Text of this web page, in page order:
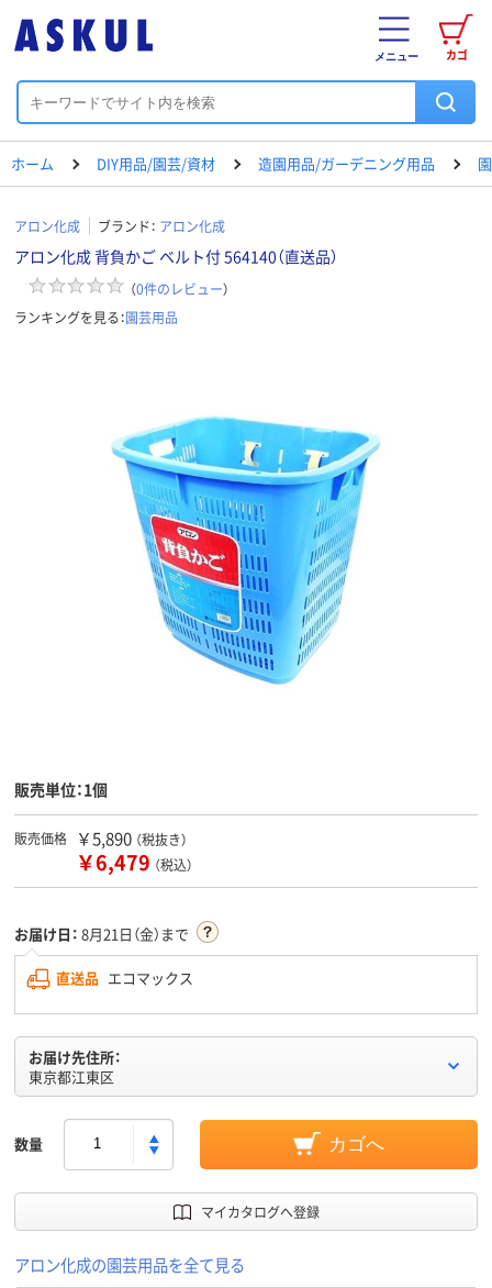
カゴ
メニュー
ホーム DIY用品/園芸/資材 造園用品/ガーデニング用品
アロン化成 ブランド： アロン化成
アロン化成 背負かご ベルト付 564140（直送品）
（0件のレビュー）
ランキングを見る：園芸用品
販売単位：1個
販売価格 ￥5,890 （税抜き）
￥6,479 （税込）
お届け日： 8月21日（金）まで
直送品 エコマックス
お届け先住所：
東京都江東区
数量 カゴへ
マイカタログへ登録
アロン化成の園芸用品を全て見る